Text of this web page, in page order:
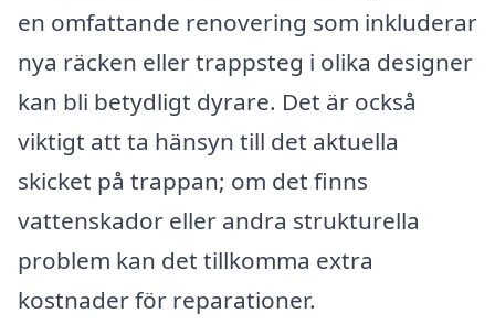
en omfattande renovering som inkluderar
nya räcken eller trappsteg i olika designer
kan bli betydligt dyrare. Det är också
viktigt att ta hänsyn till det aktuella
skicket på trappan; om det finns
vattenskador eller andra strukturella
problem kan det tillkomma extra
kostnader för reparationer.